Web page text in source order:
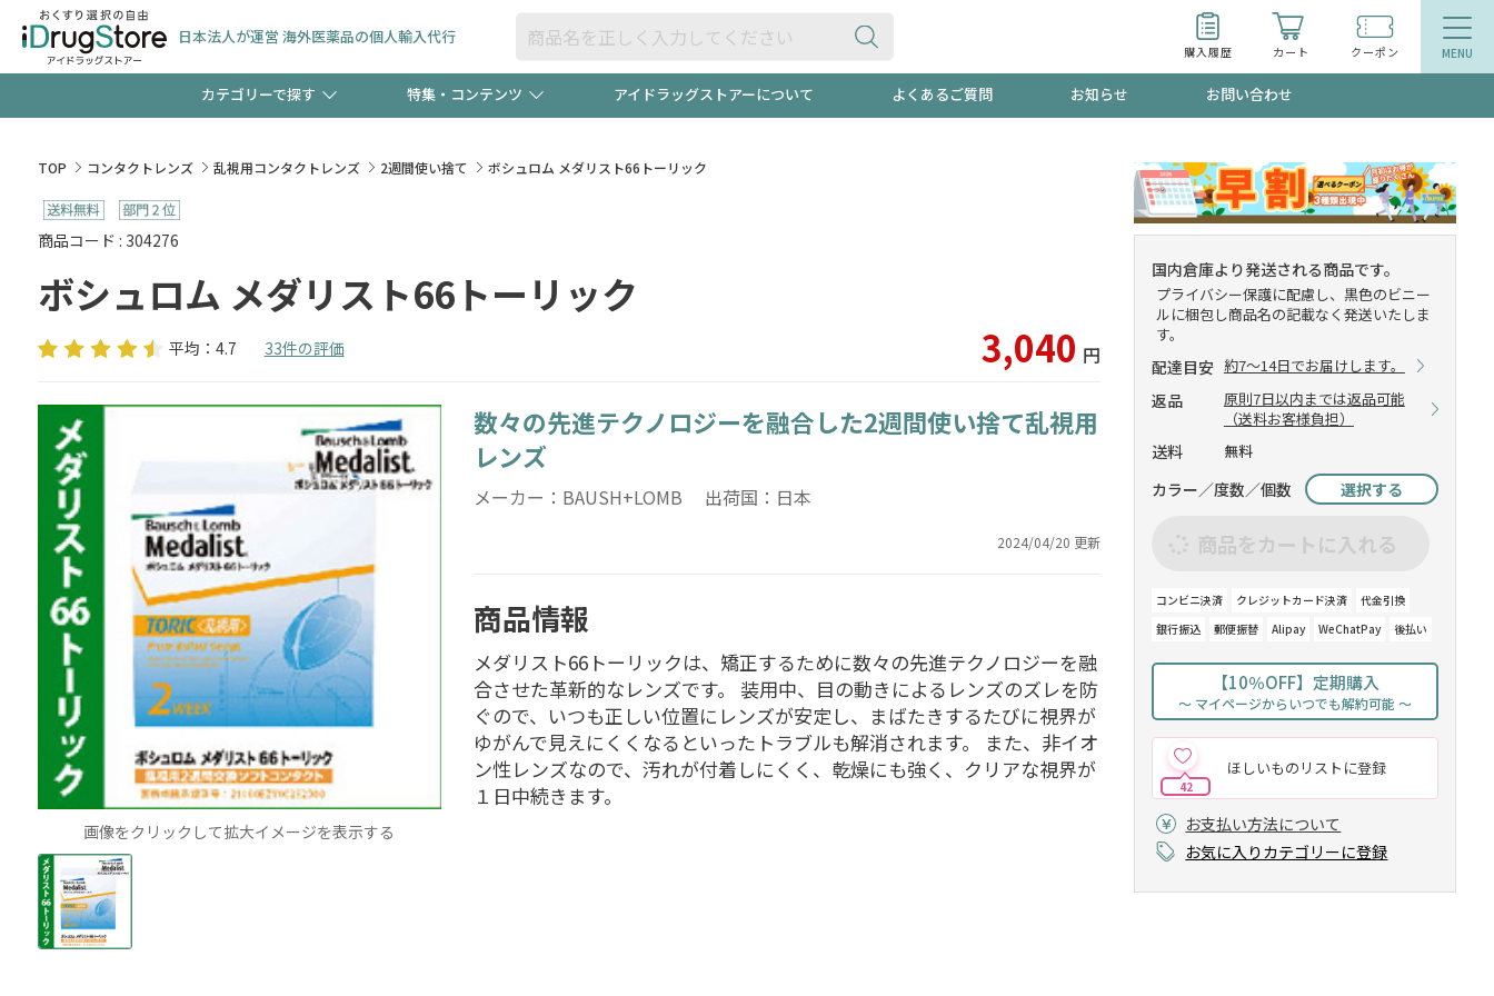
日本法人が運営 海外医薬品の個人輸入代行
購入履歴 カート クーポン
カテゴリーで探す
食品
検査キット ペット用品
特集・コンテンツ
【早割】お得なクーポン"3種類"出現中！今月のスト
極冷メントールで、夏の頭皮ストレスを完全リセッ
新規登録で！今すぐ使えるクーポンプレゼント中！！ 当店スタッフが贈る音声プログラム
友だち大募集！限定クーポンも不定期配信 今売れているものが一目でわかるランキング
アイドラッグストアーについて よくあるご質問 お知らせ お問い合わせ
TOP コンタクトレンズ 乱視用コンタクトレンズ 2週間使い捨て ボシュロム メダリスト66トーリック
商品コード : 304276
ボシュロム メダリスト66トーリック
平均：4.7 33件の評価 3,040 円
画像をクリックして拡大イメージを表示する
数々の先進テクノロジーを融合した2週間使い捨て乱視用
レンズ
メーカー：BAUSH+LOMB 出荷国：日本
2024/04/20 更新
商品情報
メダリスト66トーリックは、矯正するために数々の先進テクノロジーを融
合させた革新的なレンズです。 装用中、目の動きによるレンズのズレを防
ぐので、いつも正しい位置にレンズが安定し、まばたきするたびに視界が
ゆがんで見えにくくなるといったトラブルも解消されます。 また、非イオ
ン性レンズなので、汚れが付着しにくく、乾燥にも強く、クリアな視界が
１日中続きます。
国内倉庫より発送される商品です。
プライバシー保護に配慮し、黒色のビニー
ルに梱包し商品名の記載なく発送いたしま
す。
配達目安 約7～14日でお届けします。
返品
原則7日以内までは返品可能
（送料お客様負担）
送料 無料
カラー／度数／個数 選択する
商品をカートに入れる
コンビニ決済 クレジットカード決済
代金引換
銀行振込
郵便振替 Alipay WeChatPay 後払い
【10％OFF】定期購入
～ マイページからいつでも解約可能 ～
ほしいものリストに登録
42
お支払い方法について
お気に入りカテゴリーに登録